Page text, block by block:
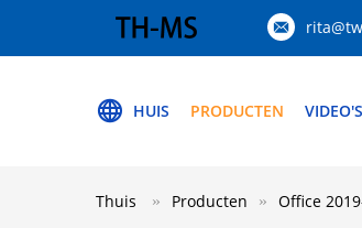
HUIS PRODUCTEN VIDEO'S
Thuis Producten Office